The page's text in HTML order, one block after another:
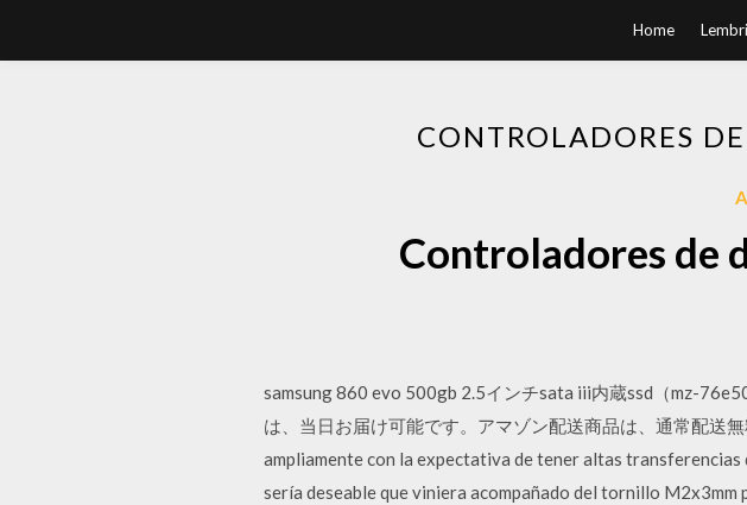
Home
CONTROLADORES
Controladores de
samsung 860 evo 500gb 2.5インチsata iii内蔵ssd（mz-
は、当日お届け可能です。アマゾン配送商品は、通常配送
ampliamente con la expectativa de tener altas
sería deseable que viniera acompañado del tornillo